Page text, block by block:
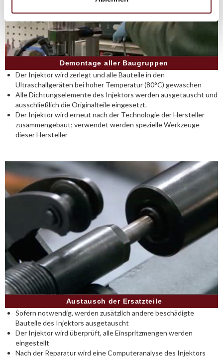
Demontage aller Baugruppen
Der Injektor wird zerlegt und alle Bauteile in den
Ultraschallgeräten bei hoher Temperatur (80°C) gewaschen
Alle Dichtungselemente des Injektors werden ausgetauscht und
ausschließlich die Originalteile eingesetzt.
Der Injektor wird erneut nach der Technologie der Hersteller
zusammengebaut; verwendet werden spezielle Werkzeuge
dieser Hersteller
Austausch der Ersatzteile
Sofern notwendig, werden zusätzlich andere beschädigte
Bauteile des Injektors ausgetauscht
Der Injektor wird überprüft, alle Einspritzmengen werden
eingestellt
Nach der Reparatur wird eine Computeranalyse des Injektors